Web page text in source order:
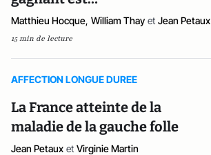
Matthieu Hocque, William Thay et Jean Petaux
15 min de lecture
AFFECTION LONGUE DUREE
La France atteinte de la
maladie de la gauche folle
Jean Petaux et Virginie Martin